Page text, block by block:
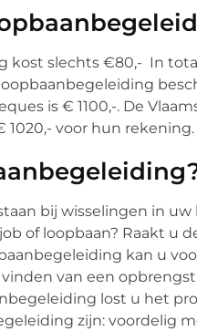
kost slechts €80,- In
is € 1100,-. De
voor hun rekening.
bij wisselingen in
of loopbaan? Raakt u
kan u
van een
lost u het
zijn: voordelig